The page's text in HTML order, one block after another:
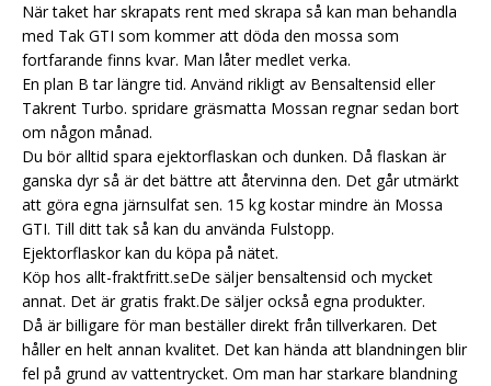
När taket har skrapats rent med skrapa så kan man behandla
med Tak GTI som kommer att döda den mossa som
fortfarande finns kvar. Man låter medlet verka.
En plan B tar längre tid. Använd rikligt av Bensaltensid eller
Takrent Turbo. spridare gräsmatta Mossan regnar sedan bort
om någon månad.
Du bör alltid spara ejektorflaskan och dunken. Då flaskan är
ganska dyr så är det bättre att återvinna den. Det går utmärkt
att göra egna järnsulfat sen. 15 kg kostar mindre än Mossa
GTI. Till ditt tak så kan du använda Fulstopp.
Ejektorflaskor kan du köpa på nätet.
Köp hos allt-fraktfritt.seDe säljer bensaltensid och mycket
annat. Det är gratis frakt.De säljer också egna produkter.
Då är billigare för man beställer direkt från tillverkaren. Det
håller en helt annan kvalitet. Det kan hända att blandningen blir
fel på grund av vattentrycket. Om man har starkare blandning